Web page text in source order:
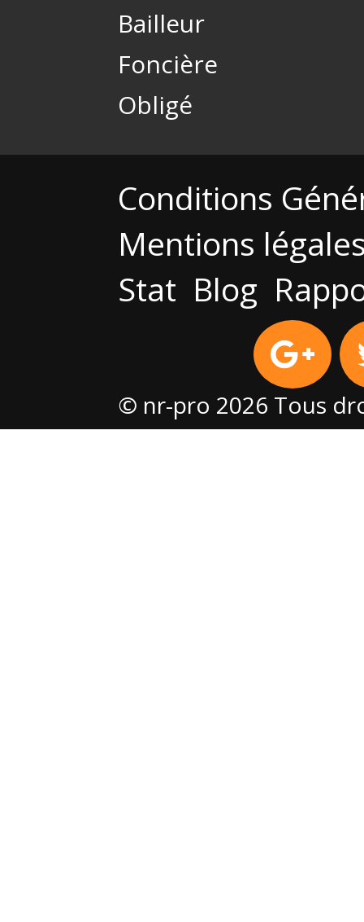
Bailleur
Foncière
Obligé
Conditions
Mentions
Stat Blog
© nr-pro 2026 Tous